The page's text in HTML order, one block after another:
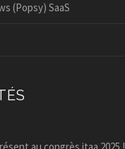
(Popsy) SaaS